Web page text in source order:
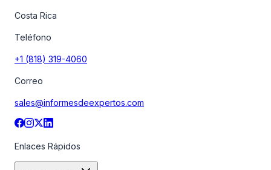
Costa Rica
Teléfono
+1 (818) 319-4060
Correo
sales@informesdeexpertos.com
Enlaces Rápidos